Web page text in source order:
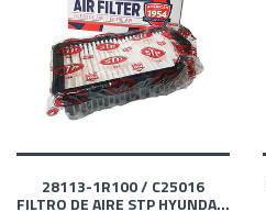
28113-1R100 / C25016
FILTRO DE AIRE STP HYUNDA...